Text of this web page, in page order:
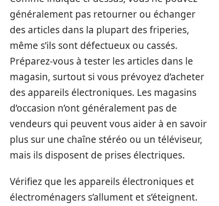
généralement pas retourner ou échanger
des articles dans la plupart des friperies,
même s’ils sont défectueux ou cassés.
Préparez-vous à tester les articles dans le
magasin, surtout si vous prévoyez d’acheter
des appareils électroniques. Les magasins
d’occasion n’ont généralement pas de
vendeurs qui peuvent vous aider à en savoir
plus sur une chaîne stéréo ou un téléviseur,
mais ils disposent de prises électriques.
Vérifiez que les appareils électroniques et
électroménagers s’allument et s’éteignent.